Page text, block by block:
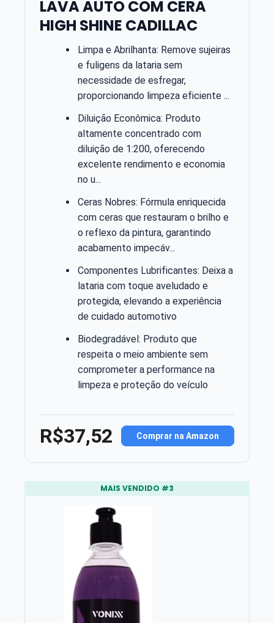
LAVA AUTO COM CERA
HIGH SHINE CADILLAC
Limpa e Abrilhanta: Remove sujeiras
e fuligens da lataria sem
necessidade de esfregar,
proporcionando limpeza eficiente ...
Diluição Econômica: Produto
altamente concentrado com
diluição de 1:200, oferecendo
excelente rendimento e economia
no u...
Ceras Nobres: Fórmula enriquecida
com ceras que restauram o brilho e
o reflexo da pintura, garantindo
acabamento impecáv...
Componentes Lubrificantes: Deixa a
lataria com toque aveludado e
protegida, elevando a experiência
de cuidado automotivo
Biodegradável: Produto que
respeita o meio ambiente sem
comprometer a performance na
limpeza e proteção do veículo
R$37,52 Comprar na Amazon
MAIS VENDIDO #3